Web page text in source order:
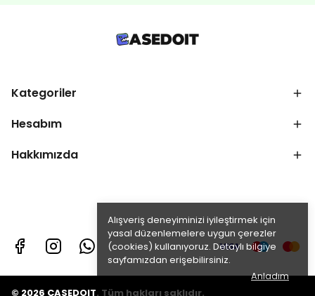
Alışveriş deneyiminizi iyileştirmek için
yasal düzenlemelere uygun çerezler
(cookies) kullanıyoruz. Detaylı bilgiye
sayfamızdan erişebilirsiniz.
Anladım
Kategoriler
Hesabım
Hakkımızda
© 2026 CASEDOIT. Tüm hakları saklıdır.